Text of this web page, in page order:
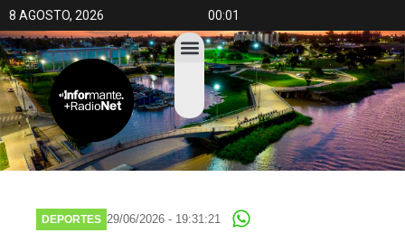
8 AGOSTO, 2026 00:01
DEPORTES 29/06/2026 - 19:31:21